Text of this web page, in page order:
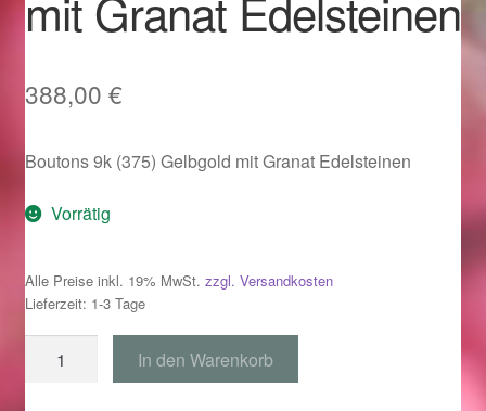
Im Gedenken an
Kasse
Liefer- und Versandkosten
388,00 €
Boutons 9k (375) Gelbgold mit Granat Edelsteinen
Vorrätig
Alle Preise inkl. 19% MwSt. zzgl. Versandkosten
Lieferzeit: 1-3 Tage
In den Warenkorb